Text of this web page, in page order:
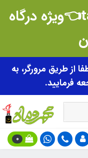
کد تخفیف takhfif0505👈ویژه درگاه
از طریق مرورگر، به
0